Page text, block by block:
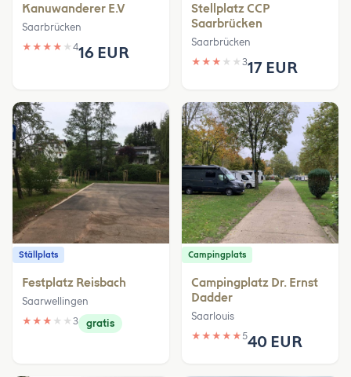
Kanuwanderer E.V
Saarbrücken
★ ★ ★ ★ ★ 416 EUR
Stellplatz CCP
Saarbrücken
Saarbrücken
★ ★ ★ ★ ★ 317 EUR
Ställplats
Festplatz Reisbach
Saarwellingen
★ ★ ★ ★ ★ 3 gratis
Campingplats
Campingplatz Dr. Ernst
Dadder
Saarlouis
★ ★ ★ ★ ★540 EUR